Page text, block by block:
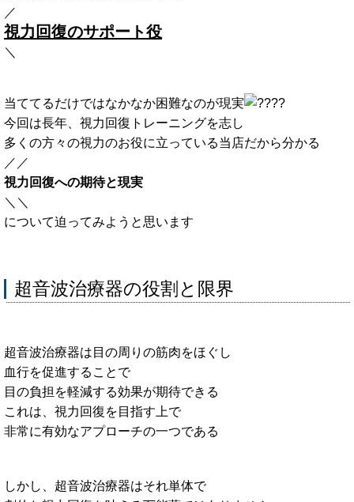
／
視力回復のサポート役
＼
当ててるだけではなかなか困難なのが現実
今回は長年、視力回復トレーニングを志し
多くの方々の視力のお役に立っている当店だから分かる
／／
視力回復への期待と現実
＼＼
について迫ってみようと思います
超音波治療器の役割と限界
超音波治療器は目の周りの筋肉をほぐし
血行を促進することで
目の負担を軽減する効果が期待できる
これは、視力回復を目指す上で
非常に有効なアプローチの一つである
しかし、超音波治療器はそれ単体で